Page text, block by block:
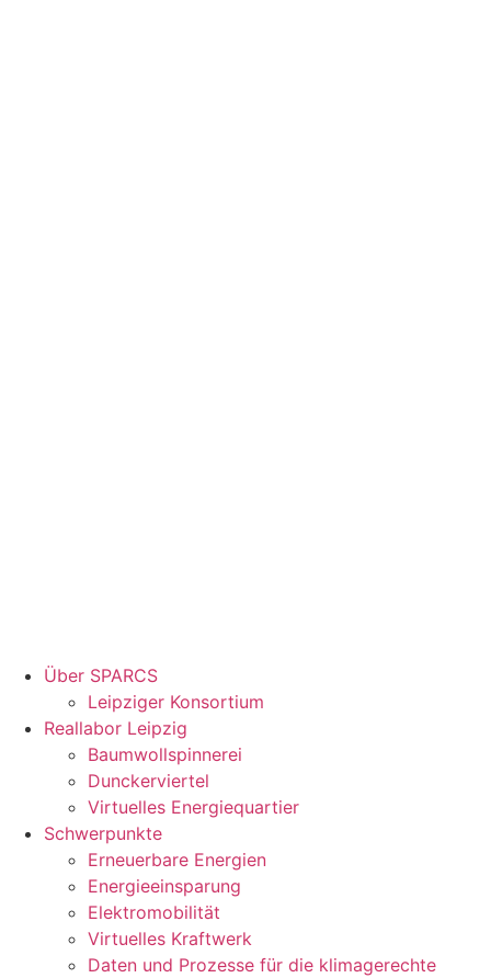
Über SPARCS
Leipziger Konsortium
Reallabor Leipzig
Baumwollspinnerei
Dunckerviertel
Virtuelles Energiequartier
Schwerpunkte
Erneuerbare Energien
Energieeinsparung
Elektromobilität
Virtuelles Kraftwerk
Daten und Prozesse für die klimagerechte